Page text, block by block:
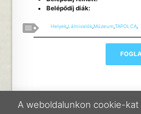
Belépődíj diák:
Helyek ,Látnivalók ,Múzeum ,TAPOLCA
A weboldalunkon cookie-